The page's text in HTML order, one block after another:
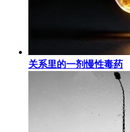
关系里的一剂慢性毒药